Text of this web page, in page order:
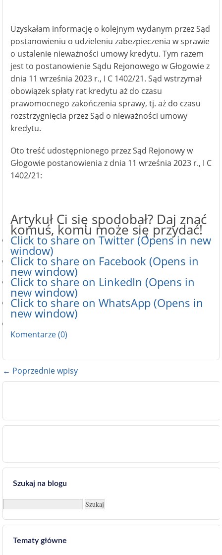
Uzyskałam informację o kolejnym wydanym przez Sąd
postanowieniu o udzieleniu zabezpieczenia w sprawie
o ustalenie nieważności umowy kredytu. Tym razem
jest to postanowienie Sądu Rejonowego w Głogowie z
dnia 11 września 2023 r., I C 1402/21. Sąd wstrzymał
obowiązek spłaty rat kredytu aż do czasu
prawomocnego zakończenia sprawy, tj. aż do czasu
rozstrzygnięcia przez Sąd o nieważności umowy
kredytu.
Oto treść udostępnionego przez Sąd Rejonowy w
Głogowie postanowienia z dnia 11 września 2023 r., I C
1402/21:
Artykuł Ci się spodobał? Daj znać
komuś, komu może się przydać!
Click to share on Twitter (Opens in new
window)
Click to share on Facebook (Opens in
new window)
Click to share on LinkedIn (Opens in
new window)
Click to share on WhatsApp (Opens in
new window)
Komentarze (0)
← Poprzednie wpisy
Szukaj na blogu
Tematy główne